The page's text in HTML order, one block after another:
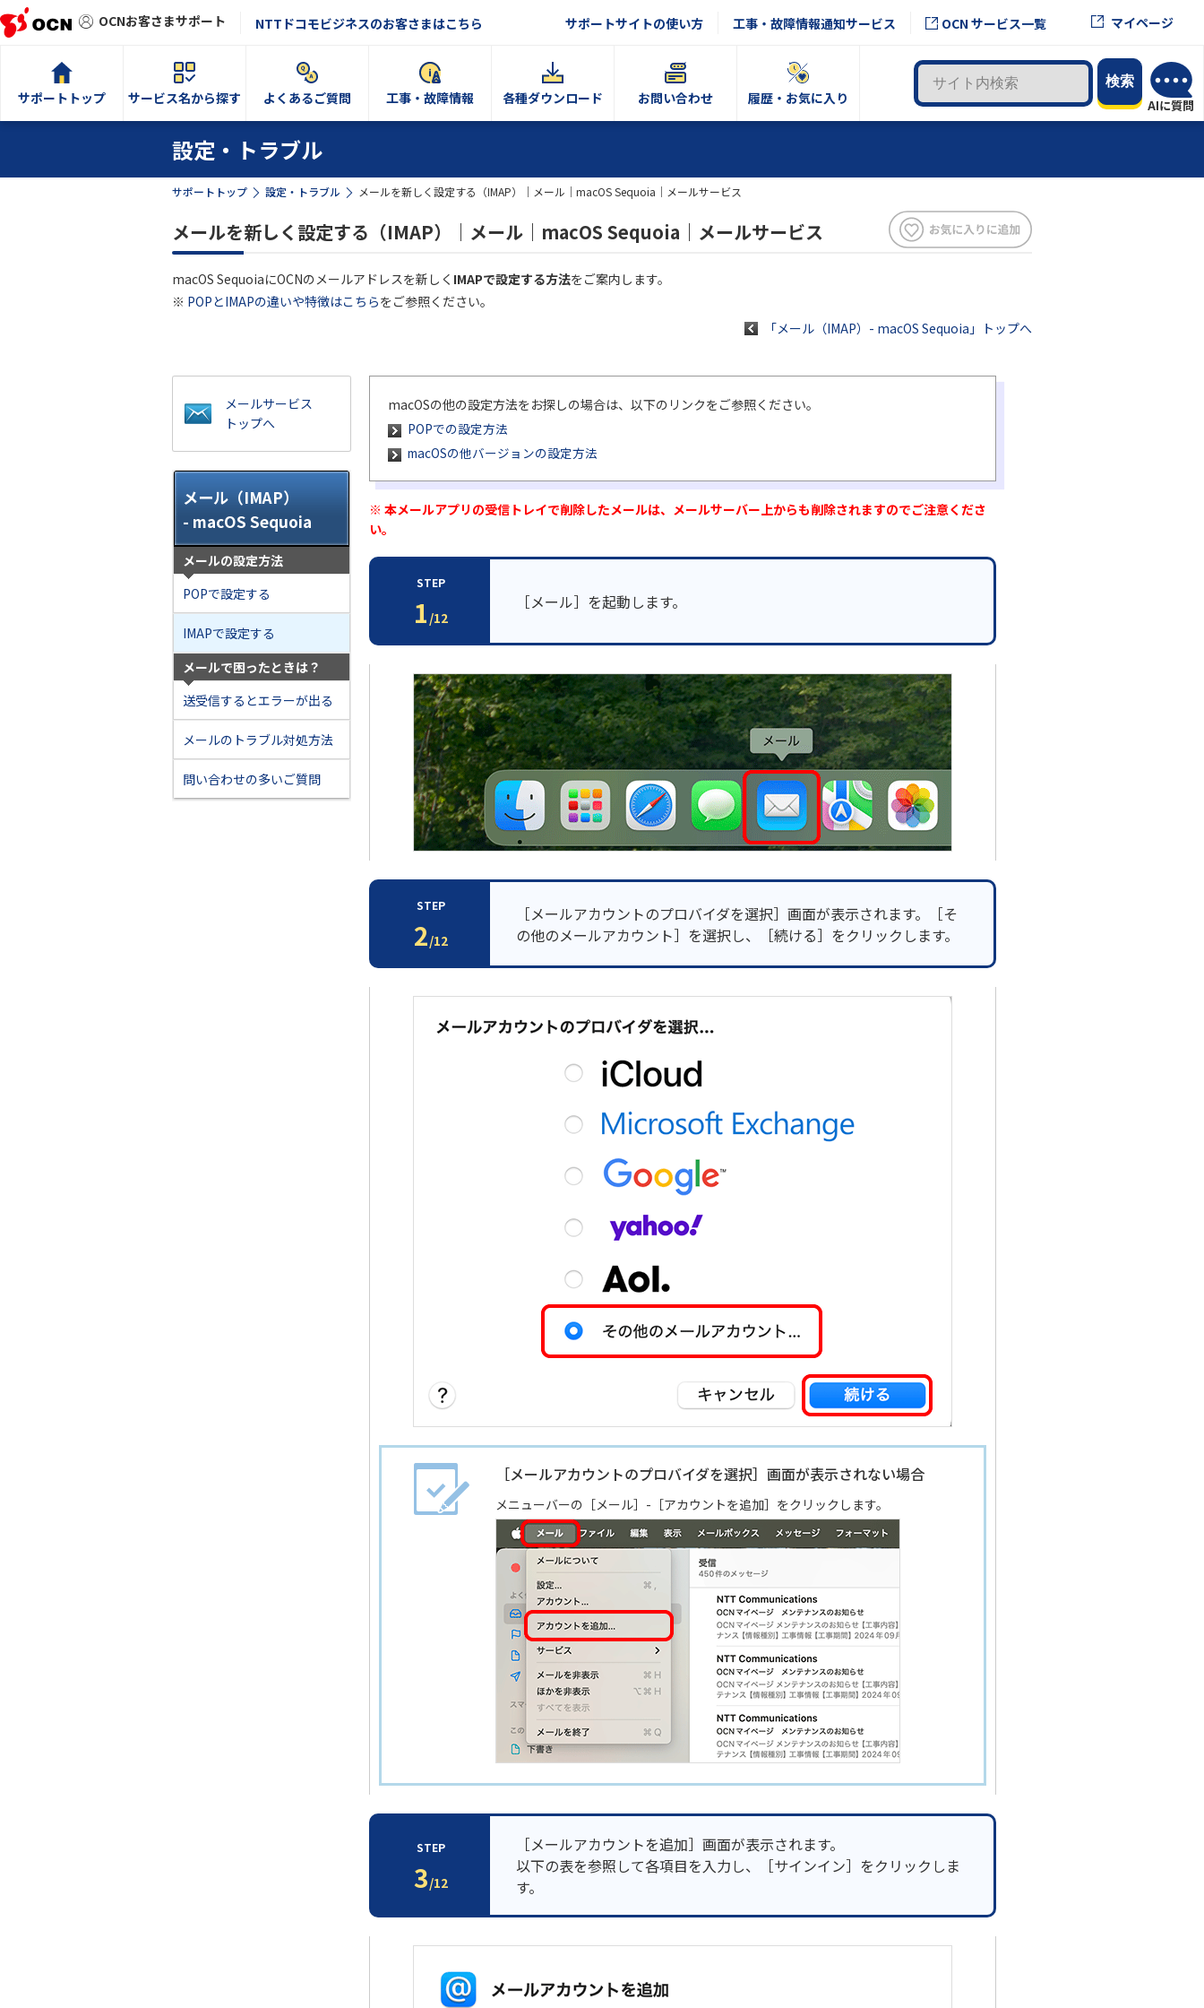
OCNお客さまサポート NTTドコモビジネスのお客さまはこちら サポートサイトの使い方 工事・故障情報通知サービス OCN サービス一覧 マイページ
サポートトップ サービス名から探す よくあるご質問 工事・故障情報 各種ダウンロード お問い合わせ 履歴・お気に入り
設定・トラブル
サポートトップ 設定・トラブル メールを新しく設定する（IMAP）｜メール｜macOS Sequoia｜メールサービス
メールを新しく設定する（IMAP）｜メール｜macOS Sequoia｜メールサービス
macOS SequoiaにOCNのメールアドレスを新しく IMAPで設定する方法をご案内します。
※ POPとIMAPの違いや特徴はこちらをご参照ください。
「メール（IMAP）- macOS Sequoia」トップへ
メールサービス
トップへ
メール（IMAP）
- macOS Sequoia
メールの設定方法
POPで設定する
IMAPで設定する
メールで困ったときは？
送受信するとエラーが出る
メールのトラブル対処方法
問い合わせの多いご質問
macOSの他の設定方法をお探しの場合は、以下のリンクをご参照ください。
POPでの設定方法
macOSの他バージョンの設定方法
※ 本メールアプリの受信トレイで削除したメールは、メールサーバー上からも削除されますのでご注意くださ
い。
STEP
1 /12
［メール］を起動します。
STEP
2/12
［メールアカウントのプロバイダを選択］画面が表示されます。［そ
の他のメールアカウント］を選択し、［続ける］をクリックします。
［メールアカウントのプロバイダを選択］画面が表示されない場合
メニューバーの［メール］-［アカウントを追加］をクリックします。
STEP
3/12
［メールアカウントを追加］画面が表示されます。
以下の表を参照して各項目を入力し、［サインイン］をクリックしま
す。